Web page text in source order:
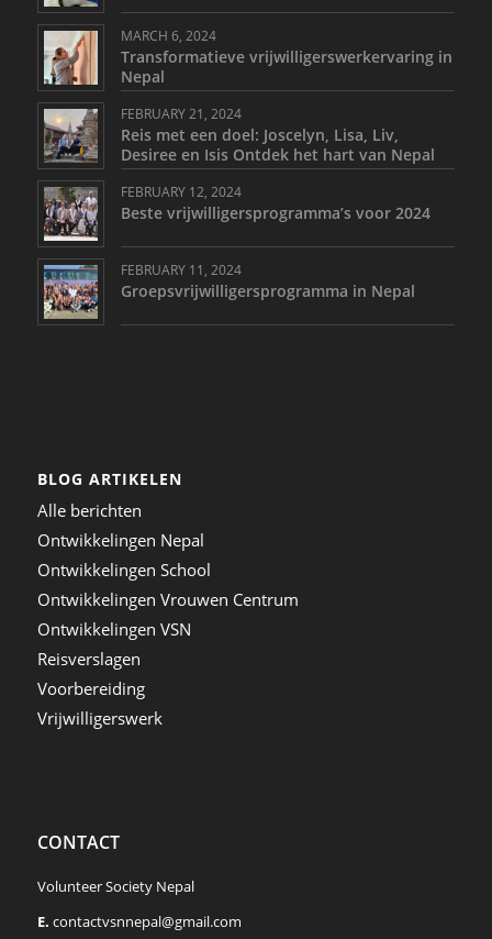
MARCH 6, 2024
Transformatieve vrijwilligerswerkervaring in
Nepal
FEBRUARY 21, 2024
Reis met een doel: Joscelyn, Lisa, Liv,
Desiree en Isis Ontdek het hart van Nepal
FEBRUARY 12, 2024
Beste vrijwilligersprogramma’s voor 2024
FEBRUARY 11, 2024
Groepsvrijwilligersprogramma in Nepal
BLOG ARTIKELEN
Alle berichten
Ontwikkelingen Nepal
Ontwikkelingen School
Ontwikkelingen Vrouwen Centrum
Ontwikkelingen VSN
Reisverslagen
Voorbereiding
Vrijwilligerswerk
CONTACT
Volunteer Society Nepal
E. contactvsnnepal@gmail.com